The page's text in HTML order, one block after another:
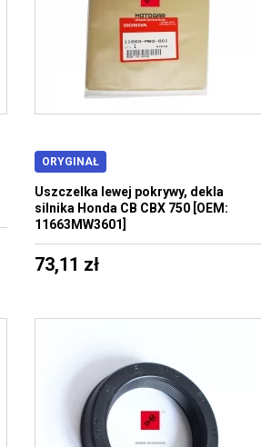
ORYGINAŁ
Uszczelka lewej pokrywy, dekla
silnika Honda CB CBX 750 [OEM:
11663MW3601]
73,11 zł